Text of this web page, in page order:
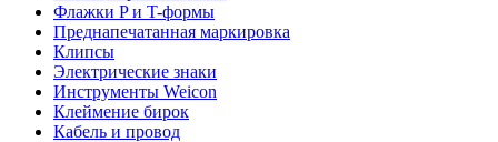
Флажки P и T-формы
Преднапечатанная маркировка
Клипсы
Электрические знаки
Инструменты Weicon
Клеймение бирок
Кабель и провод